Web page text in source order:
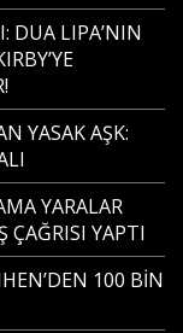
DUA LIPA’NIN
YASAK AŞK:
YARALAR
ÇAĞRISI YAPTI
100 BİN